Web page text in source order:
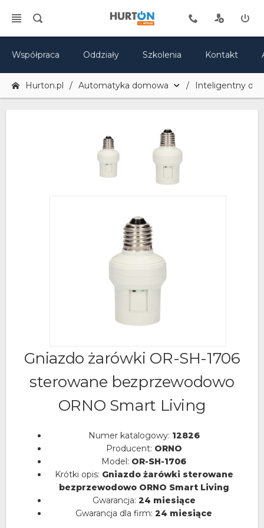
Współpraca Oddziały Szkolenia Kontakt
Hurton.pl Automatyka domowa Inteligentny
Gniazdo żarówki OR-SH-1706
sterowane bezprzewodowo
ORNO Smart Living
Numer katalogowy: 12826
Producent: ORNO
Model: OR-SH-1706
Krótki opis: Gniazdo żarówki sterowane
bezprzewodowo ORNO Smart Living
Gwarancja: 24 miesiące
Gwarancja dla firm: 24 miesiące